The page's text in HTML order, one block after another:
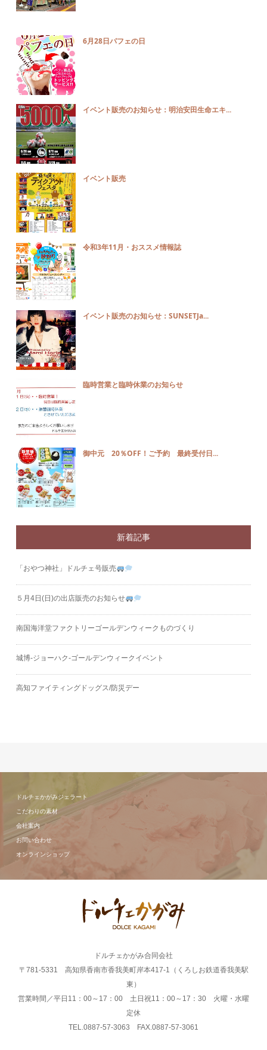
6月28日パフェの日
イベント販売のお知らせ：明治安田生命エキ...
イベント販売
令和3年11月・おススメ情報誌
イベント販売のお知らせ：SUNSETJa...
臨時営業と臨時休業のお知らせ
御中元 20％OFF！ご予約 最終受付日...
新着記事
「おやつ神社」ドルチェ号販売
５月4日(日)の出店販売のお知らせ
南国海洋堂ファクトリーゴールデンウィークものづくり
城博‐ジョーハク‐ゴールデンウィークイベント
高知ファイティングドッグス/防災デー
ドルチェかがみジェラート
こだわりの素材
会社案内
お問い合わせ
オンラインショップ
ドルチェかがみ合同会社
〒781-5331 高知県香南市香我美町岸本417-1（くろしお鉄道香我美駅
東）
営業時間／平日11：00～17：00 土日祝11：00～17：30 火曜・水曜
定休
TEL.0887-57-3063 FAX.0887-57-3061